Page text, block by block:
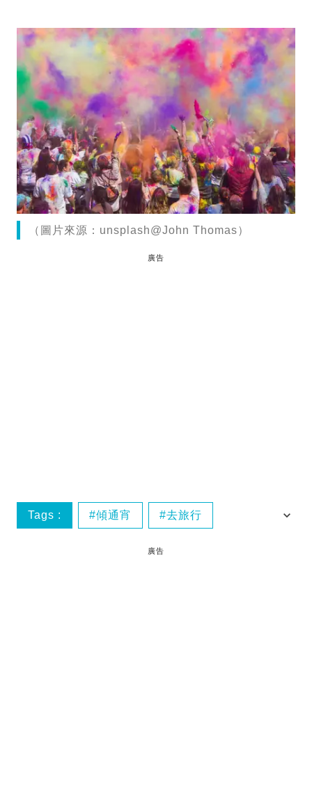
（圖片來源：unsplash@John Thomas）
廣告
Tags : 傾通宵 去旅行
旅遊態度廣告